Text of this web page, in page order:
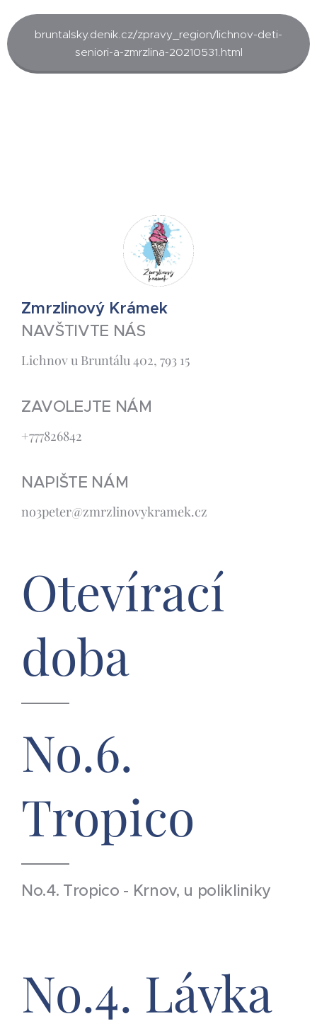
bruntalsky.denik.cz/zpravy_region/lichnov-deti-
seniori-a-zmrzlina-20210531.html
Zmrzlinový Krámek
NAVŠTIVTE NÁS
Lichnov u Bruntálu 402, 793 15
ZAVOLEJTE NÁM
+777826842
NAPIŠTE NÁM
no3peter@zmrzlinovykramek.cz
Otevírací
doba
No.6.
Tropico
No.4. Tropico - Krnov, u polikliniky
No.4. Lávka